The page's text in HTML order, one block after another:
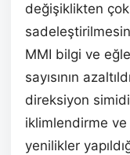
değişiklikten
MMI bilgi ve
sayısının
direksiyon
iklimlendirme
yenilikler